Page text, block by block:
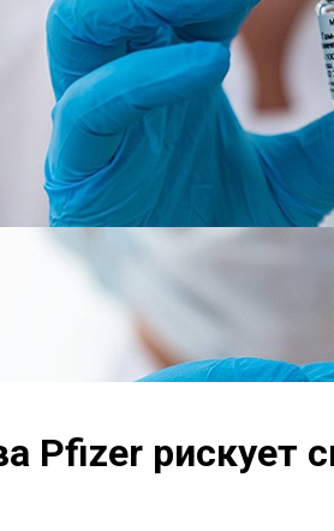
Pfizer рискует